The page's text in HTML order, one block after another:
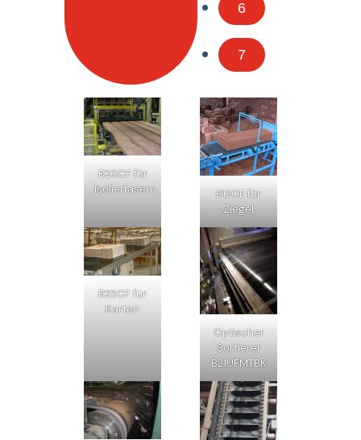
6
7
B20CF für
Isolierfasern
B12CF für
Ziegel
B25CF für
Karton
Optischer
Sortierer
B21UFMTBK